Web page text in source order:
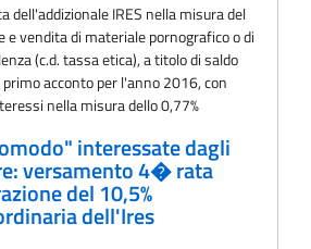
IRES nella misura del
e vendita di materiale pornografico o di
(c.d. tassa etica), a titolo di saldo
acconto per l'anno 2016, con
nella misura dello 0,77%
interessate dagli
versamento 4� rata
del 10,5%
dell'Ires